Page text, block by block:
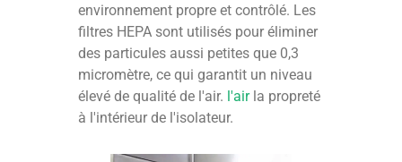
environnement propre et contrôlé. Les
filtres HEPA sont utilisés pour éliminer
des particules aussi petites que 0,3
micromètre, ce qui garantit un niveau
élevé de qualité de l'air. l'airla propreté
à l'intérieur de l'isolateur.